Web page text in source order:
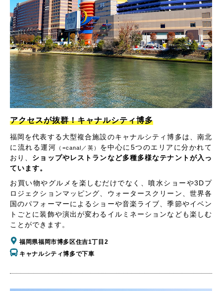
アクセスが抜群！キャナルシティ博多
福岡を代表する大型複合施設のキャナルシティ博多は、南北
に流れる運河 （=canal／英）
を中心に5つのエリアに分かれて
おり、 ショップやレストランなど多種多様なテナントが入っ
ています。
お買い物やグルメを楽しむだけでなく、噴水ショーや3Dプ
ロジェクションマッピング、ウォータースクリーン、世界各
国のパフォーマーによるショーや音楽ライブ、季節やイベン
トごとに装飾や演出が変わるイルミネーションなども楽しむ
ことができます。
福岡県福岡市博多区住吉1丁目2
キャナルシティ博多で下車